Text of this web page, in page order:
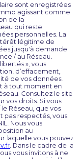
sont enregistrées
agissant comme
de la
qui reste
personnelles. La
légitime de
jusqu'à demande
/ au Réseau.
», vous
d’effacement,
de vos données.
à tout moment en
Consultez le site
vos droits. Si vous
Réseau, que vos
pas respectés, vous
Nous vous
au
laquelle vous pouvez
. Dans le cadre de la
vous invitons à ne